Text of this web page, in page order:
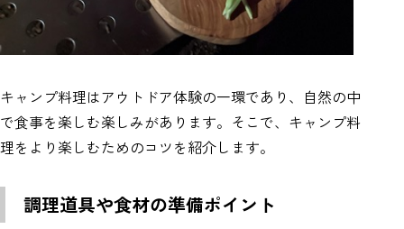
キャンプ料理はアウトドア体験の一環であり、自然の中
で食事を楽しむ楽しみがあります。そこで、キャンプ料
理をより楽しむためのコツを紹介します。
調理道具や食材の準備ポイント